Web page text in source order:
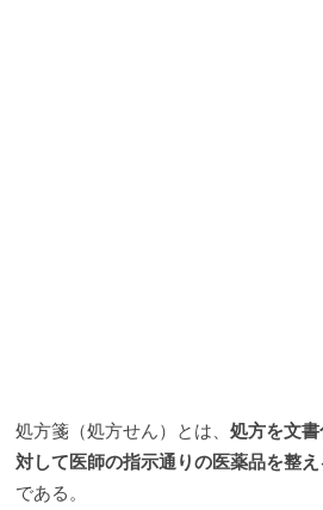
処方箋（処方せん）とは、処方を文
対して医師の指示通りの医薬品を整
である。